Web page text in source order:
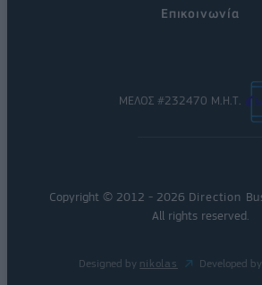
Επικοινωνία
ΜΕΛΟΣ #232470 Μ.Η.Τ.
Copyright © 2012 - 2026 Direction
All rights reserved.
Designed by nikolas Developed by